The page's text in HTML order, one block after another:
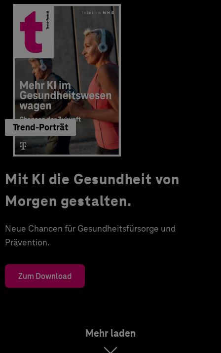
Trend-Porträt
Mit KI die Gesundheit von
Morgen gestalten.
Neue Chancen für Gesundheitsfürsorge und
Prävention.
Zum Download
Mehr laden